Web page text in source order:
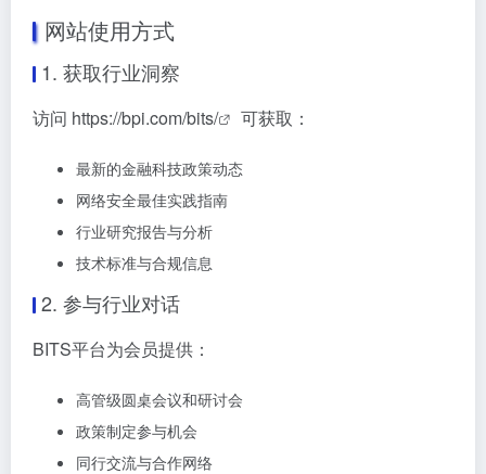
网站使用方式
1. 获取行业洞察
访问 https://bpi.com/bits/ 可获取：
最新的金融科技政策动态
网络安全最佳实践指南
行业研究报告与分析
技术标准与合规信息
2. 参与行业对话
BITS平台为会员提供：
高管级圆桌会议和研讨会
政策制定参与机会
同行交流与合作网络